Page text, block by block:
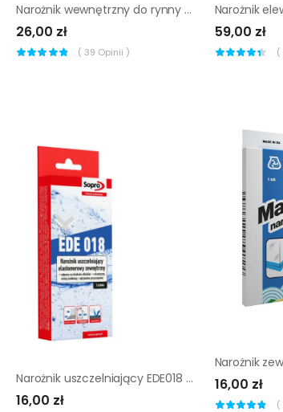
Narożnik wewnętrzny do rynny 90 mm grafitowy
26,00 zł
( 39 Opinii )
59,00 zł
(
Narożnik uszczelniający EDE018 SOPRO
16,00 zł
16,00 zł
(